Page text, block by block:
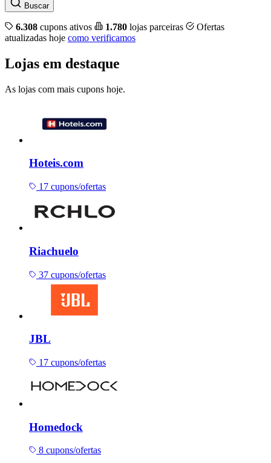
Buscar
6.308 cupons ativos 1.780 lojas parceiras
Ofertas
atualizadas hoje como verificamos
Lojas em destaque
As lojas com mais cupons hoje.
Hoteis.com
17 cupons/ofertas
Riachuelo
37 cupons/ofertas
JBL
17 cupons/ofertas
Homedock
8 cupons/ofertas